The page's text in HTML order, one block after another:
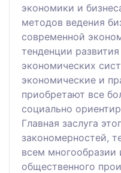
экономики и
методов ведения
современной
тенденции
экономических
экономические и
приобретают все
социально
Главная заслуга
закономерностей,
всем многообразии
общественного